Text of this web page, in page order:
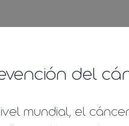
del
mundial, el